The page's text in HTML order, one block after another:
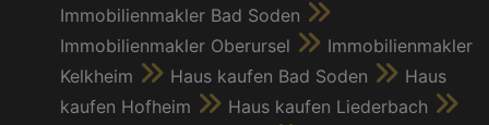
Immobilienmakler Bad Soden
Immobilienmakler Oberursel
Immobilienmakler
Kelkheim
Haus kaufen Bad Soden
Haus
kaufen Hofheim
Haus kaufen Liederbach